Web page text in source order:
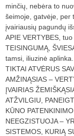
minčių, nebėra to
šeimoje, gatvėje, per
įvairiausių pagundų
APIE VERTYBES,
TEISINGUMĄ,
tamsi, iliuzinė aplinka.
TIKTAI ATVĖRUS
AMŽINĄSIAS –
ĮVAIRIAS
ATŽVILGIU,
KŪNO
NEEGZISTUOJA –
SISTEMOS, KURIĄ